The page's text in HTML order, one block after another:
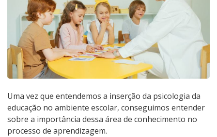
Uma vez que entendemos a inserção da psicologia da
educação no ambiente escolar, conseguimos entender
sobre a importância dessa área de conhecimento no
processo de aprendizagem.